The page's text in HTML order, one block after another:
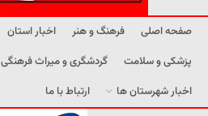
صفحه اصلی فرهنگ و هنر اخبار استان
پزشکی و سلامت
گردشگری و میراث فرهنگی
اخبار شهرستان ها
ارتباط با ما